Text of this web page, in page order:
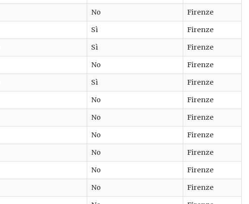
No
Firenze
Sì
Firenze
Sì
Firenze
No
Firenze
Sì
Firenze
No
Firenze
No
Firenze
No
Firenze
No
Firenze
No
Firenze
No
Firenze